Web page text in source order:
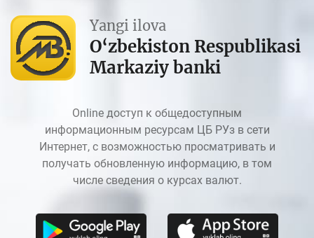
Yangi ilova
O‘zbekiston Respublikasi
Markaziy banki
Online доступ к общедоступным
информационным ресурсам ЦБ РУз в сети
Интернет, с возможностью просматривать и
получать обновленную информацию, в том
числе сведения о курсах валют.